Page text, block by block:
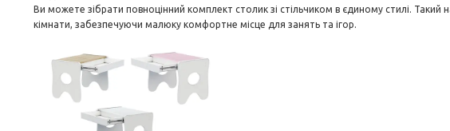
Ви можете зібрати повноцінний комплект столик зі стільчиком в єдиному стилі.
кімнати, забезпечуючи малюку комфортне місце для занять та ігор.